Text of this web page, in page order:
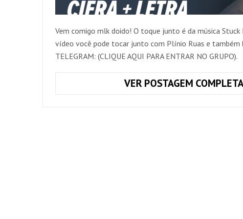
Vem comigo mlk doido! O toque junto é da música
vídeo você pode tocar junto com Plínio Ruas e também
TELEGRAM: (CLIQUE AQUI PARA ENTRAR NO GRUPO).
VER POSTAGEM